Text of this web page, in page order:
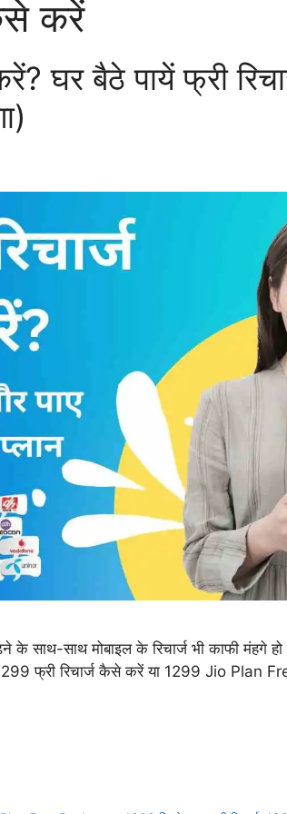
करें
घर बैठे पायें फ्री
साथ-साथ मोबाइल के रिचार्ज भी काफी मंहगे हो
फ्री रिचार्ज कैसे करें या 1299 Jio Plan